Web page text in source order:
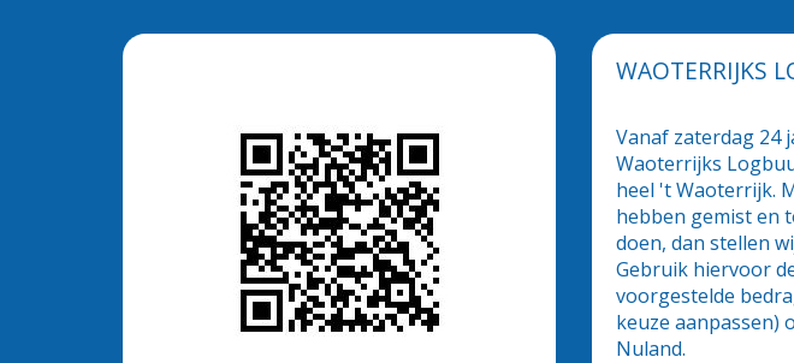
WAOTERRIJKS
Vanaf zaterdag 24
Waoterrijks
heel 't Waoterrijk.
hebben gemist en
doen, dan stellen
Gebruik hiervoor
voorgestelde
keuze aanpassen)
Nuland.